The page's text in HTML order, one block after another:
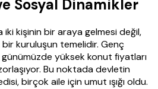
Sosyal Dinamikler
iki kişinin bir araya gelmesi değil,
bir kuruluşun temelidir. Genç
yüksek konut fiyatları
Bu noktada devletin
birçok aile için umut ışığı oldu.